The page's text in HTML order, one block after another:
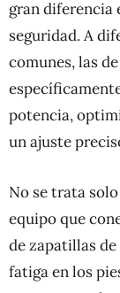
gran diferencia
seguridad. A
comunes, las
potencia,
un ajuste
No se trata
equipo que
de zapatillas
fatiga en los